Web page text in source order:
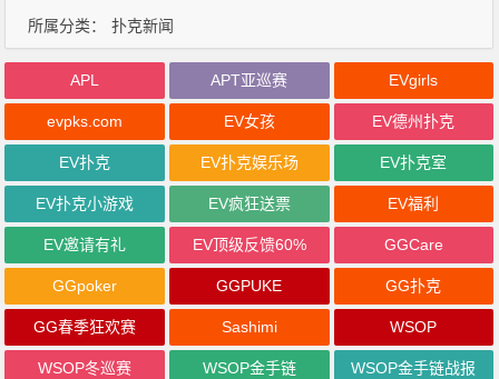
所属分类： 扑克新闻
APL APT亚巡赛 EVgirls
evpks.com EV女孩 EV德州扑克
EV扑克 EV扑克娱乐场 EV扑克室
EV扑克小游戏 EV疯狂送票 EV福利
EV邀请有礼 EV顶级反馈60% GGCare
GGpoker GGPUKE GG扑克
GG春季狂欢赛 Sashimi WSOP
WSOP冬巡赛 WSOP金手链 WSOP金手链战报